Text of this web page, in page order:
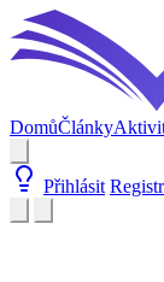
DomůČlánky
Přihlásit